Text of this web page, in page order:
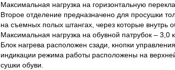
Максимальная нагрузка на горизонтальную
Второе отделение предназначено для просушки
на съемных полых штангах, через которые внутрь
Максимальная нагрузка на обувной патрубок – 3,0
Блок нагрева расположен сзади, кнопки
индикации режима работы расположены на
сушки обуви.